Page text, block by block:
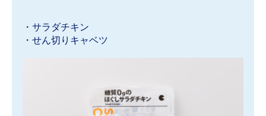
・サラダチキン
・せん切りキャベツ